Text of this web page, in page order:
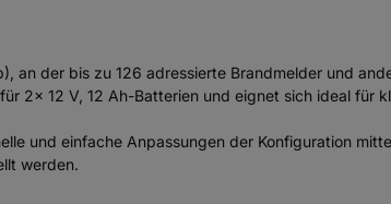
an der bis zu 126 adressierte Brandmelder und
2x 12 V, 12 Ah-Batterien und eignet sich ideal für
und einfache Anpassungen der Konfiguration
werden.